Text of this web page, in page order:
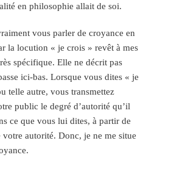
en philosophie allait de soi.
vous parler de croyance en
la locution « je crois » revêt à mes
spécifique. Elle ne décrit pas
ici-bas. Lorsque vous dites « je
telle autre, vous transmettez
public le degré d’autorité qu’il
ce que vous lui dites, à partir de
autorité. Donc, je ne me situe